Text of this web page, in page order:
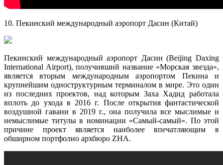
10. Пекинский международный аэропорт Дасин (Китай)
Пекинский международный аэропорт Дасин (Beijing Daxing
International Airport), получивший название «Морская звезда»,
является вторым международным аэропортом Пекина и
крупнейшим одноструктурным терминалом в мире. Это один
из последних проектов, над которым Заха Хадид работала
вплоть до ухода в 2016 г. После открытия фантастической
воздушной гавани в 2019 г., она получила все мыслимые и
немыслимые титулы в номинации «Самый-самый». По этой
причине проект является наиболее впечатляющим в
обширном портфолио архбюро ZHA.